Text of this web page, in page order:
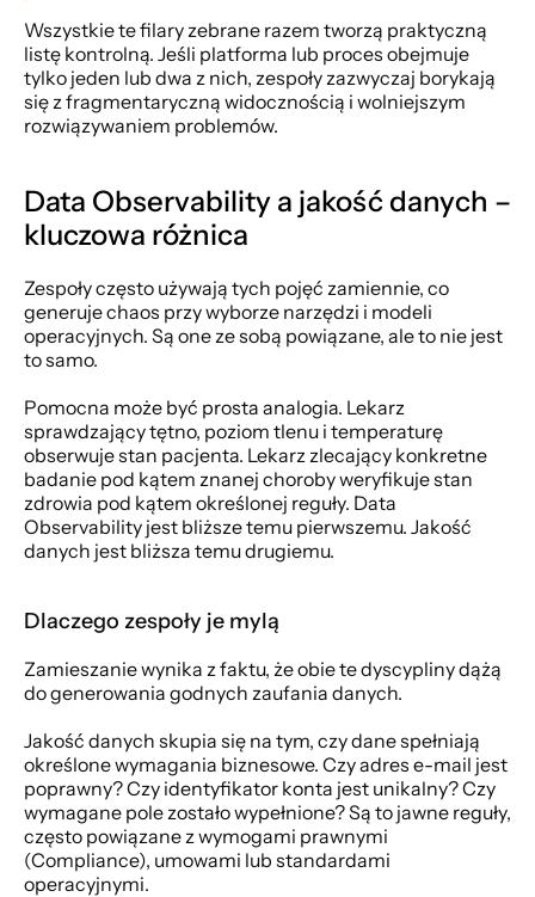
Wszystkie te filary zebrane razem tworzą praktyczną
listę kontrolną. Jeśli platforma lub proces obejmuje
tylko jeden lub dwa z nich, zespoły zazwyczaj borykają
się z fragmentaryczną widocznością i wolniejszym
rozwiązywaniem problemów.
Data Observability a jakość danych –
kluczowa różnica
Zespoły często używają tych pojęć zamiennie, co
generuje chaos przy wyborze narzędzi i modeli
operacyjnych. Są one ze sobą powiązane, ale to nie jest
to samo.
Pomocna może być prosta analogia. Lekarz
sprawdzający tętno, poziom tlenu i temperaturę
obserwuje stan pacjenta. Lekarz zlecający konkretne
badanie pod kątem znanej choroby weryfikuje stan
zdrowia pod kątem określonej reguły. Data
Observability jest bliższe temu pierwszemu. Jakość
danych jest bliższa temu drugiemu.
Dlaczego zespoły je mylą
Zamieszanie wynika z faktu, że obie te dyscypliny dążą
do generowania godnych zaufania danych.
Jakość danych skupia się na tym, czy dane spełniają
określone wymagania biznesowe. Czy adres e-mail jest
poprawny? Czy identyfikator konta jest unikalny? Czy
wymagane pole zostało wypełnione? Są to jawne reguły,
często powiązane z wymogami prawnymi
(Compliance), umowami lub standardami
operacyjnymi.